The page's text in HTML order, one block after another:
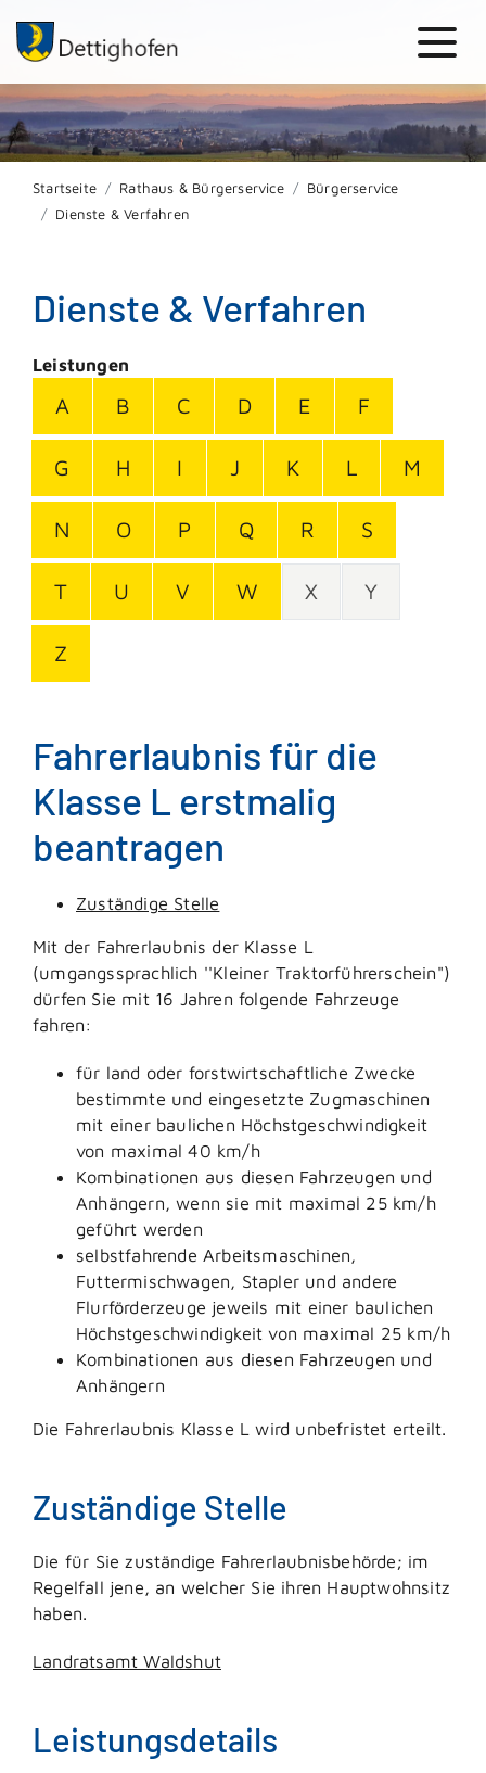
Startseite Rathaus & Bürgerservice
Bürgerservice
Dienste & Verfahren
Dienste & Verfahren
Leistungen
A B C D E F
G H I J K L M
N O P Q R S
T U V W X Y
Z
Fahrerlaubnis für die
Klasse L erstmalig
beantragen
Zuständige Stelle
Mit der Fahrerlaubnis der Klasse L
(umgangssprachlich ''Kleiner Traktorführerschein")
dürfen Sie mit 16 Jahren folgende Fahrzeuge
fahren:
für land oder forstwirtschaftliche Zwecke
bestimmte und eingesetzte Zugmaschinen
mit einer baulichen Höchstgeschwindigkeit
von maximal 40 km/h
Kombinationen aus diesen Fahrzeugen und
Anhängern, wenn sie mit maximal 25 km/h
geführt werden
selbstfahrende Arbeitsmaschinen,
Futtermischwagen, Stapler und andere
Flurförderzeuge jeweils mit einer baulichen
Höchstgeschwindigkeit von maximal 25 km/h
Kombinationen aus diesen Fahrzeugen und
Anhängern
Die Fahrerlaubnis Klasse L wird unbefristet erteilt.
Zuständige Stelle
Die für Sie zuständige Fahrerlaubnisbehörde; im
Regelfall jene, an welcher Sie ihren Hauptwohnsitz
haben.
Landratsamt Waldshut
Leistungsdetails